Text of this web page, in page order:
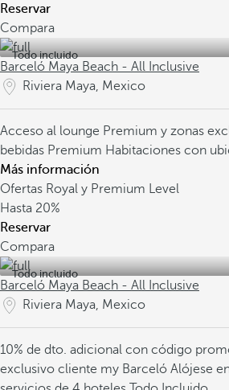
Reservar
Compara
Todo incluido
Barceló Maya Beach - All Inclusive
Riviera Maya, Mexico
Acceso al lounge Premium y zonas
bebidas Premium Habitaciones con
Más información
Ofertas Royal y Premium Level
Hasta 20%
Reservar
Compara
Todo incluido
Barceló Maya Beach - All Inclusive
Riviera Maya, Mexico
10% de dto. adicional con código
exclusivo cliente my Barceló Alójese